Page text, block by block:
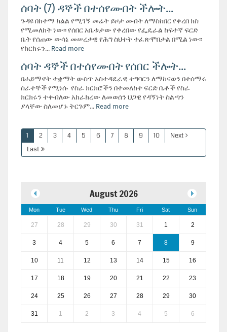
ሰባት (7) ዳኞች በተሰየሙበት ችሎት...
ጉዳዩ በከተማ ክልል የሚገኝ መሬት ይዞታ መብት ለማስከበር የቀረበ ክስ
የሚመለከት ነው፡፡ የሰበር አቤቱታው የቀረበው የፌዴራል ከፍተኛ ፍርድ
ቤት የሰጠው ውሳኔ መሠረታዊ የሕግ ስህተት ተፈጽሞበታል በሚል ነው፡፡
የክርክሩን... Read more
ሰባት ዳኞች በተሰየሙበት የሰበር ችሎት...
በሐይማኖት ተቋማት ውስጥ አስተዳደራዊ ተግባርን ለማከናወን በተሰማሩ
ሰራተኞች የሚነሱ የስራ ክርክሮችን በተመለከተ ፍርድ ቤቶች የስራ
ክርክሩን ተቀብለው አከራክረው ለመወሰን ህጋዊ የዳኝነት ስልጣን
ያላቸው ስለመሆኑ ትርጉም... Read more
1 2 3 4 5 6 7 8 9 10
Next
Last
August 2026
Mon Tue Wed Thu Fri Sat Sun
27 28 29 30 31 1 2
3 4 5 6 7 8 9
10 11 12 13 14 15 16
17 18 19 20 21 22 23
24 25 26 27 28 29 30
31 1 2 3 4 5 6